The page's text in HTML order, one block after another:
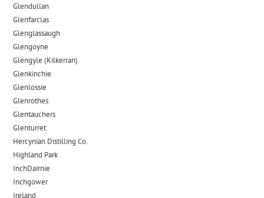
Glendullan
Glenfarclas
Glenglassaugh
Glengoyne
Glengyle (Kilkerran)
Glenkinchie
Glenlossie
Glenrothes
Glentauchers
Glenturret
Hercynian Distilling Co.
Highland Park
InchDairnie
Inchgower
Ireland